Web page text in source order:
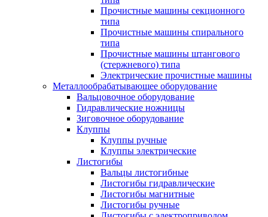
Прочистные машины секционного
типа
Прочистные машины спирального
типа
Прочистные машины штангового
(стержневого) типа
Электрические прочистные машины
Металлообрабатывающее оборудование
Вальцовочное оборудование
Гидравлические ножницы
Зиговочное оборудование
Клуппы
Клуппы ручные
Клуппы электрические
Листогибы
Вальцы листогибные
Листогибы гидравлические
Листогибы магнитные
Листогибы ручные